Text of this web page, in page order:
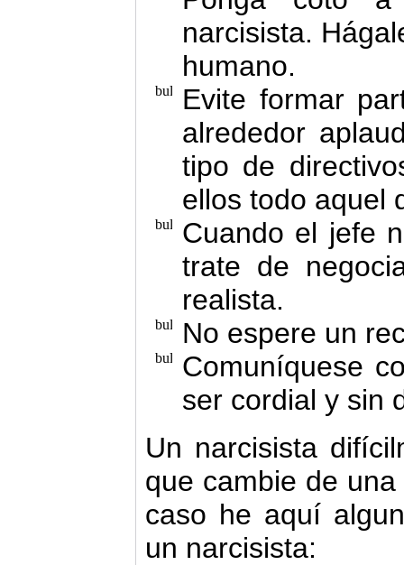
narcisista.
humano.
Evite formar
alrededor
tipo de
ellos todo aquel
Cuando el jefe
trate de
realista.
No espere un
Comuníquese
ser cordial y sin
Un narcisista
que cambie de
caso he aquí
un narcisista: